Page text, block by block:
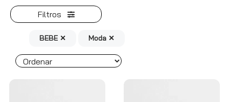
Filtros
BEBE ✕ Moda ✕